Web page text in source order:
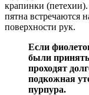
крапинки
пятна встречаются
поверхности рук.
Если
были
проходят
подкожная
пурпура.